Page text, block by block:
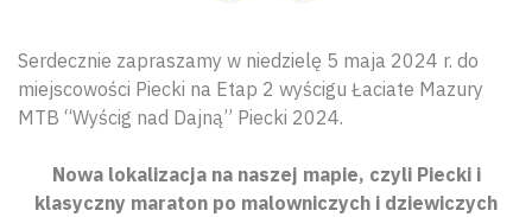
Serdecznie zapraszamy w niedzielę 5 maja 2024 r. do
miejscowości Piecki na Etap 2 wyścigu Łaciate Mazury
MTB “Wyścig nad Dajną” Piecki 2024.
Nowa lokalizacja na naszej mapie, czyli Piecki i
klasyczny maraton po malowniczych i dziewiczych